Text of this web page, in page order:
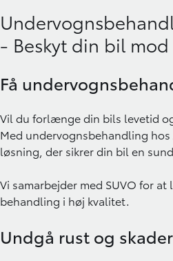
- Beskyt din bil
Få
Vil du forlænge din bils levetid
Med undervognsbehandling hos
løsning, der sikrer din bil en
Vi samarbejder med SUVO for at
behandling i høj kvalitet.
Undgå rust og